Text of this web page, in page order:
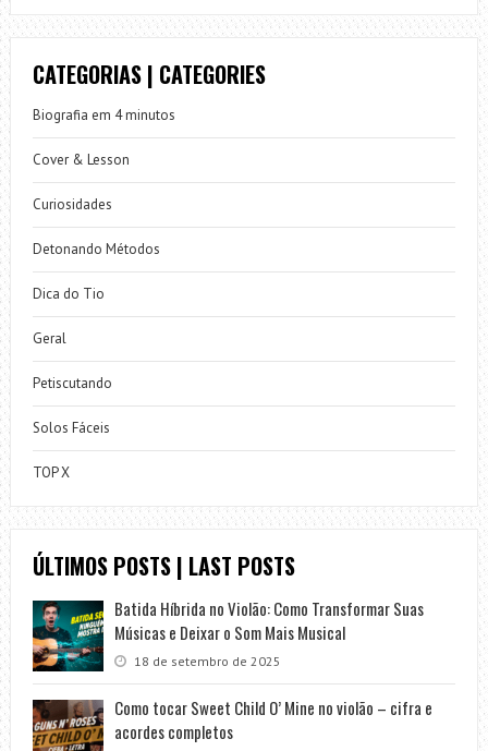
CATEGORIAS | CATEGORIES
Biografia em 4 minutos
Cover & Lesson
Curiosidades
Detonando Métodos
Dica do Tio
Geral
Petiscutando
Solos Fáceis
TOP X
ÚLTIMOS POSTS | LAST POSTS
Batida Híbrida no Violão: Como Transformar Suas
Músicas e Deixar o Som Mais Musical
18 de setembro de 2025
Como tocar Sweet Child O’ Mine no violão – cifra e
acordes completos